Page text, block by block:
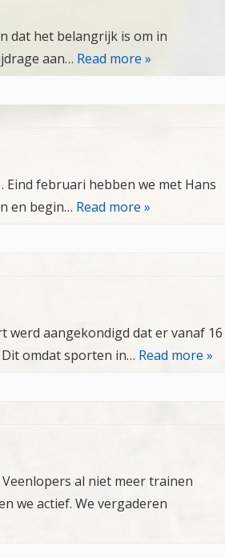
dat het belangrijk is om in
aan… Read more »
Eind februari hebben we met Hans
en begin… Read more »
werd aangekondigd dat er vanaf 16
omdat sporten in… Read more »
al niet meer trainen
we actief. We vergaderen